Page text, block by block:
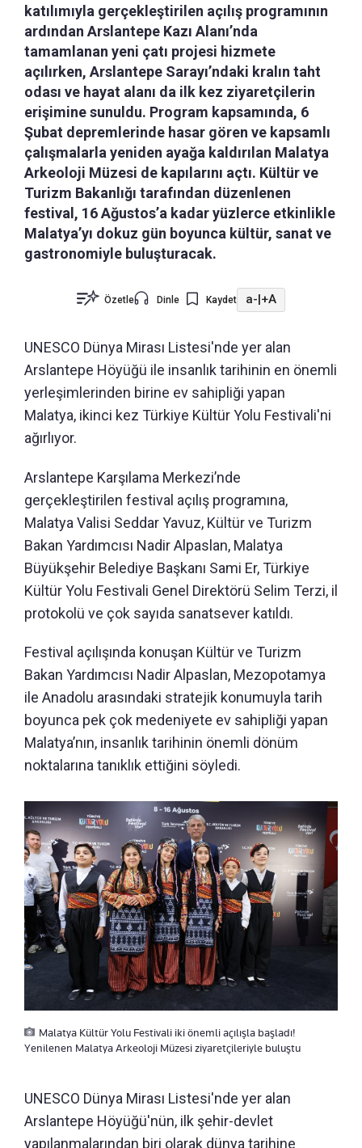
katılımıyla gerçekleştirilen açılış programının
ardından Arslantepe Kazı Alanı’nda
tamamlanan yeni çatı projesi hizmete
açılırken, Arslantepe Sarayı’ndaki kralın taht
odası ve hayat alanı da ilk kez ziyaretçilerin
erişimine sunuldu. Program kapsamında, 6
Şubat depremlerinde hasar gören ve kapsamlı
çalışmalarla yeniden ayağa kaldırılan Malatya
Arkeoloji Müzesi de kapılarını açtı. Kültür ve
Turizm Bakanlığı tarafından düzenlenen
festival, 16 Ağustos’a kadar yüzlerce etkinlikle
Malatya’yı dokuz gün boyunca kültür, sanat ve
gastronomiyle buluşturacak.
Özetle Dinle Kaydet a- +A
UNESCO Dünya Mirası Listesi'nde yer alan
Arslantepe Höyüğü ile insanlık tarihinin en önemli
yerleşimlerinden birine ev sahipliği yapan
Malatya, ikinci kez Türkiye Kültür Yolu Festivali'ni
ağırlıyor.
Arslantepe Karşılama Merkezi’nde
gerçekleştirilen festival açılış programına,
Malatya Valisi Seddar Yavuz, Kültür ve Turizm
Bakan Yardımcısı Nadir Alpaslan, Malatya
Büyükşehir Belediye Başkanı Sami Er, Türkiye
Kültür Yolu Festivali Genel Direktörü Selim Terzi, il
protokolü ve çok sayıda sanatsever katıldı.
Festival açılışında konuşan Kültür ve Turizm
Bakan Yardımcısı Nadir Alpaslan, Mezopotamya
ile Anadolu arasındaki stratejik konumuyla tarih
boyunca pek çok medeniyete ev sahipliği yapan
Malatya’nın, insanlık tarihinin önemli dönüm
noktalarına tanıklık ettiğini söyledi.
Malatya Kültür Yolu Festivali iki önemli açılışla başladı!
Yenilenen Malatya Arkeoloji Müzesi ziyaretçileriyle buluştu
UNESCO Dünya Mirası Listesi'nde yer alan
Arslantepe Höyüğü'nün, ilk şehir-devlet
yapılanmalarından biri olarak dünya tarihine